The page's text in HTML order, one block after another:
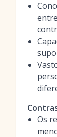
Contras
Os